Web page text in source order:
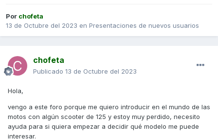
Por chofeta
13 de Octubre del 2023 en Presentaciones de nuevos usuarios
chofeta
Publicado 13 de Octubre del 2023
Hola,
vengo a este foro porque me quiero introducir en el mundo de las
motos con algún scooter de 125 y estoy muy perdido, necesito
ayuda para si quiera empezar a decidir qué modelo me puede
interesar.